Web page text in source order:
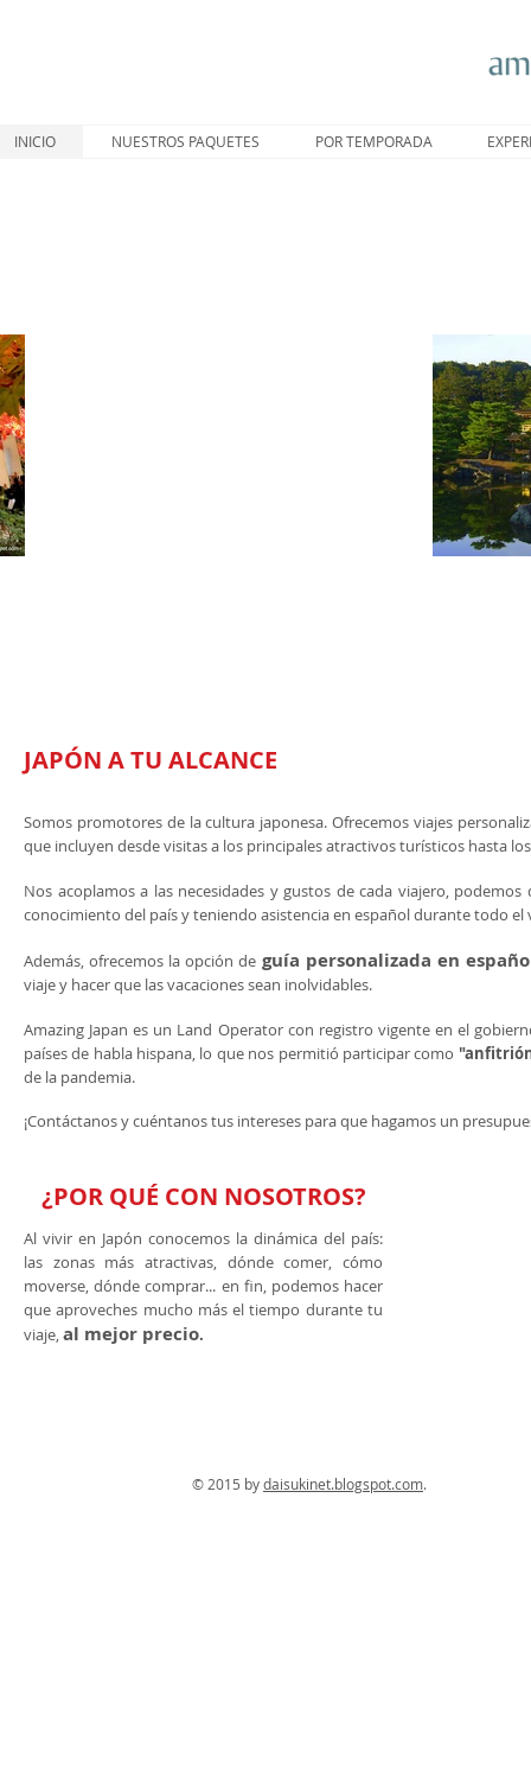
INICIO NUESTROS PAQUETES POR TEMPORADA
JAPÓN A TU ALCANCE
Somos promotores de la cultura japonesa. Ofrecemos viajes
que incluyen desde visitas a los principales atractivos turísticos hasta
Nos acoplamos a las necesidades y gustos de cada viajero,
conocimiento del país y teniendo asistencia en español durante todo el
Además, ofrecemos la opción de guía personalizada en
viaje y hacer que las vacaciones sean inolvidables.
Amazing Japan es un Land Operator con registro vigente en el
países de habla hispana, lo que nos permitió participar como
de la pandemia.
¡Contáctanos y cuéntanos tus intereses para que hagamos un
¿POR QUÉ CON NOSOTROS?
Al vivir en Japón conocemos la dinámica del país:
las zonas más atractivas, dónde comer, cómo
moverse, dónde comprar... en fin, podemos hacer
que aproveches mucho más el tiempo durante tu
viaje,al mejor precio.
© 2015 bydaisukinet.blogspot.com.